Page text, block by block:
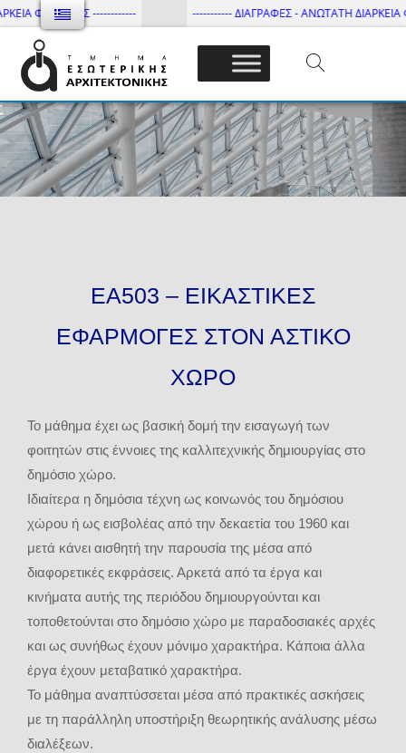
ΦΟΙΤΗΣΗΣ ------------ ----------- ΔΙΑΓΡΑΦΕΣ - ΑΝΩΤΑΤΗ ΔΙΑΡΚΕΙΑ
Τμήμα Εσωτ. Αρχιτεκτονικής – ΔΙ.ΠΑ.Ε
ΕΑ503 – ΕΙΚΑΣΤΙΚΕΣ
ΕΦΑΡΜΟΓΕΣ ΣΤΟΝ ΑΣΤΙΚΟ
ΧΩΡΟ
Το μάθημα έχει ως βασική δομή την εισαγωγή των
φοιτητών στις έννοιες της καλλιτεχνικής δημιουργίας στο
δημόσιο χώρο.
Ιδιαίτερα η δημόσια τέχνη ως κοινωνός του δημόσιου
χώρου ή ως εισβολέας από την δεκαετία του 1960 και
μετά κάνει αισθητή την παρουσία της μέσα από
διαφορετικές εκφράσεις. Αρκετά από τα έργα και
κινήματα αυτής της περιόδου δημιουργούνται και
τοποθετούνται στο δημόσιο χώρο με παραδοσιακές αρχές
και ως συνήθως έχουν μόνιμο χαρακτήρα. Κάποια άλλα
έργα έχουν μεταβατικό χαρακτήρα.
Το μάθημα αναπτύσσεται μέσα από πρακτικές ασκήσεις
με τη παράλληλη υποστήριξη θεωρητικής ανάλυσης μέσω
διαλέξεων.